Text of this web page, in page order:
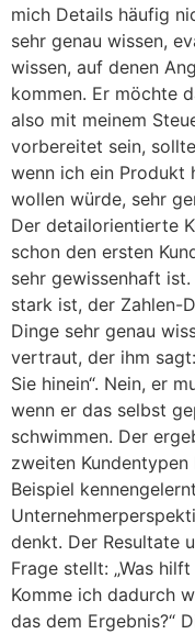
mich Details häufig
sehr genau wissen,
wissen, auf denen
kommen. Er möchte
also mit meinem
vorbereitet sein,
wenn ich ein Produkt
wollen würde, sehr
Der detailorientierte
schon den ersten
sehr gewissenhaft
stark ist, der Zahlen-
Dinge sehr genau
vertraut, der ihm
Sie hinein“. Nein, er
wenn er das selbst
schwimmen. Der
zweiten
Beispiel
denkt. Der Resultate
Frage stellt: „Was
Komme ich dadurch
das dem Ergebnis?“